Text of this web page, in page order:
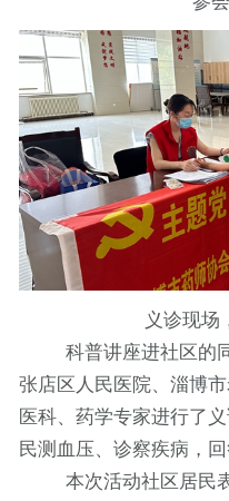
义诊现场
科普讲座进社区的
张店区人民医院、淄博
医科、药学专家进行了
民测血压、诊察疾病，
本次活动社区居民